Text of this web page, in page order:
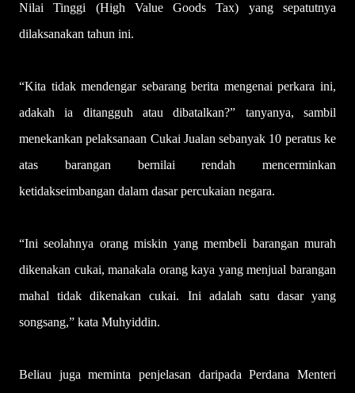
Nilai Tinggi (High Value Goods Tax) yang sepatutnya
dilaksanakan tahun ini.
“Kita tidak mendengar sebarang berita mengenai perkara ini,
adakah ia ditangguh atau dibatalkan?” tanyanya, sambil
menekankan pelaksanaan Cukai Jualan sebanyak 10 peratus ke
atas barangan bernilai rendah mencerminkan
ketidakseimbangan dalam dasar percukaian negara.
“Ini seolahnya orang miskin yang membeli barangan murah
dikenakan cukai, manakala orang kaya yang menjual barangan
mahal tidak dikenakan cukai. Ini adalah satu dasar yang
songsang,” kata Muhyiddin.
Beliau juga meminta penjelasan daripada Perdana Menteri